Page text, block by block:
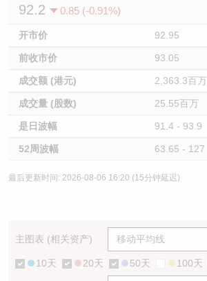
92.2
0.85 (-0.91%)
开市价 92.95
前收市价 93.05
成交额 (港元) 2,363.3百万
成交量 (股数) 25.55百万
是日波幅 91.4 - 93.9
52周波幅 63.65 - 127
最后更新时间: 2026-08-06 16:20 (15分钟延迟)
主图表 (相关资产)
10天 20天 50天 100天